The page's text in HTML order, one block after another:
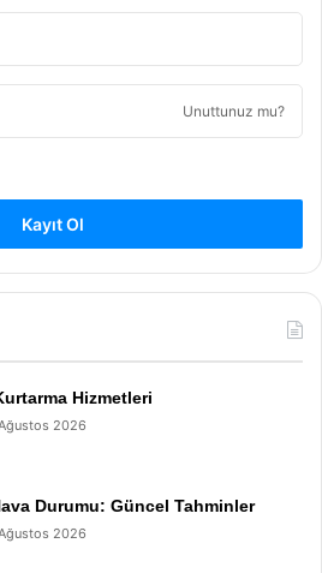
Unuttunuz mu?
Kayıt Ol
Hizmetleri
2026
Durumu: Güncel Tahminler
2026